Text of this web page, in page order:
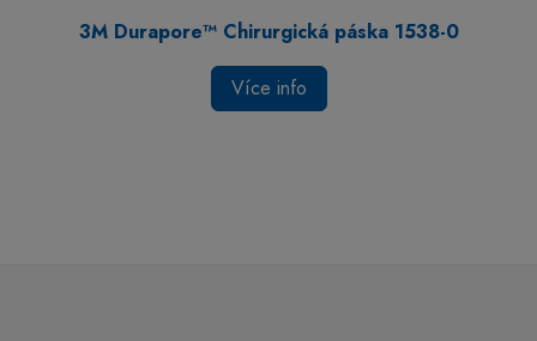
3M Durapore™ Chirurgická páska 1538-0
Více info